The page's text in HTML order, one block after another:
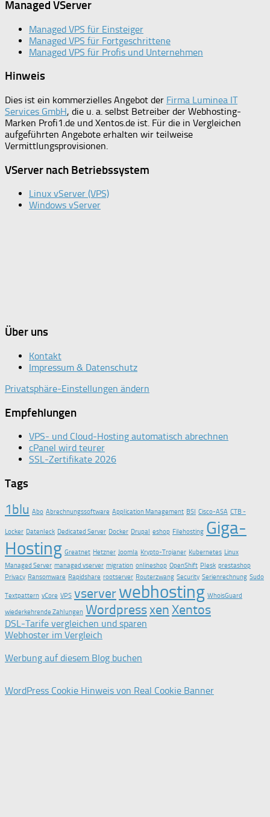
Managed VServer
Managed VPS für Einsteiger
Managed VPS für Fortgeschrittene
Managed VPS für Profis und Unternehmen
Hinweis
Dies ist ein kommerzielles Angebot der Firma Luminea IT
Services GmbH, die u. a. selbst Betreiber der Webhosting-
Marken Profi1.de und Xentos.de ist. Für die in Vergleichen
aufgeführten Angebote erhalten wir teilweise
Vermittlungsprovisionen.
VServer nach Betriebssystem
Linux vServer (VPS)
Windows vServer
Über uns
Kontakt
Impressum & Datenschutz
Privatsphäre-Einstellungen ändern
Empfehlungen
VPS- und Cloud-Hosting automatisch abrechnen
cPanel wird teurer
SSL-Zertifikate 2026
Tags
1blu Abo Abrechnungssoftware Application Management BSI Cisco-ASA CTB -
Locker Datenleck Dedicated Server Docker Drupal eshop Filehosting Giga-
Hosting Greatnet Hetzner Joomla Krypto-Trojaner Kubernetes Linux
Managed Server managed vserver migration onlineshop OpenShift Plesk prestashop
Privacy Ransomware Rapidshare rootserver Routerzwang Security Serienrechnung Sudo
Textpattern vCore VPS vserverwebhosting WhoisGuard
wiederkehrende Zahlungen WordpressxenXentos
DSL-Tarife vergleichen und sparen
Webhoster im Vergleich
Werbung auf diesem Blog buchen
WordPress Cookie Hinweis von Real Cookie Banner